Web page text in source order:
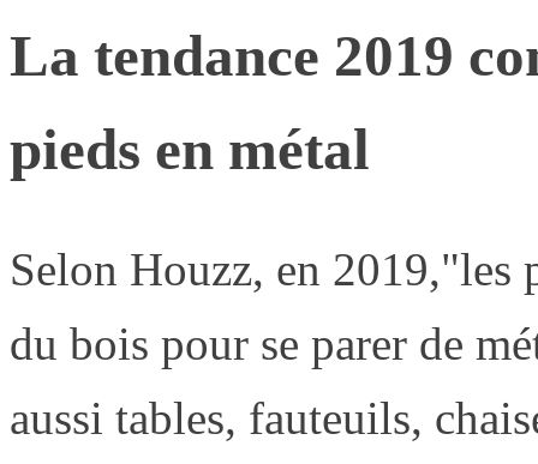
La tendance 2019
pieds en métal
Selon Houzz, en 2019,"les
du bois pour se parer de
aussi tables, fauteuils,